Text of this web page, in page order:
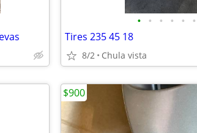
• • • • • •
Tires 235 45 18
8/2 Chula vista
$900